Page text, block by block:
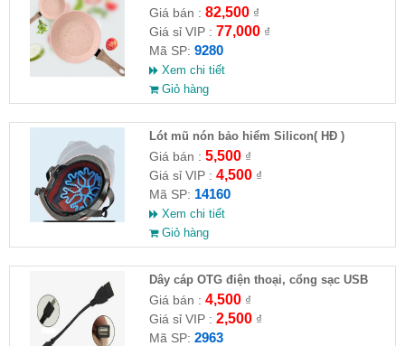
Giá bán : 82,500₫
Giá sỉ VIP : 77,000₫
Mã SP: 9280
Xem chi tiết
Giỏ hàng
Lót mũ nón bảo hiểm Silicon( HĐ )
Giá bán : 5,500₫
Giá sỉ VIP : 4,500₫
Mã SP: 14160
Xem chi tiết
Giỏ hàng
Dây cáp OTG điện thoại, cổng sạc USB
Giá bán : 4,500₫
Giá sỉ VIP : 2,500₫
Mã SP: 2963